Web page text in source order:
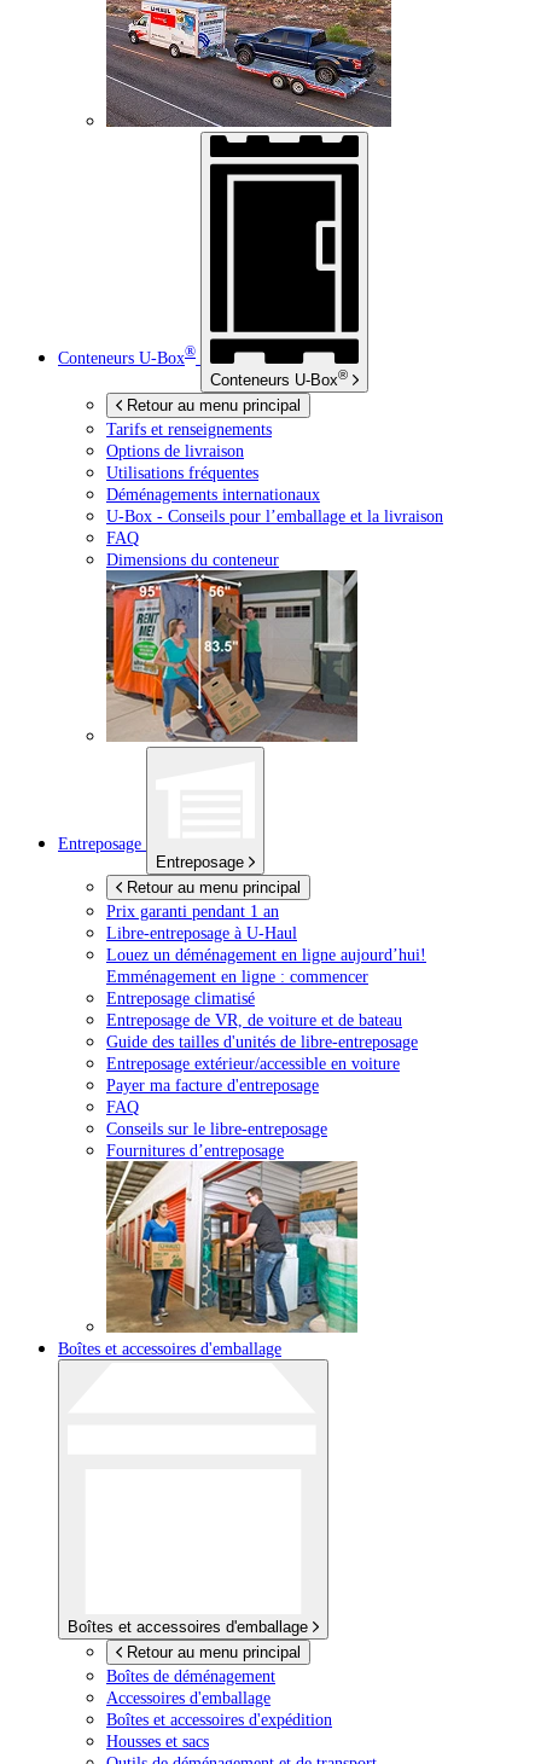
Conteneurs U-Box®
Conteneurs U-Box®
Retour au menu principal
Tarifs et renseignements
Options de livraison
Utilisations fréquentes
Déménagements internationaux
U-Box - Conseils pour l’emballage et la livraison
FAQ
Dimensions du conteneur
Entreposage
Entreposage
Retour au menu principal
Prix garanti pendant 1 an
Libre-entreposage à U-Haul
Louez un déménagement en ligne aujourd’hui!
Emménagement en ligne : commencer
Entreposage climatisé
Entreposage de VR, de voiture et de bateau
Guide des tailles d'unités de libre-entreposage
Entreposage extérieur/accessible en voiture
Payer ma facture d'entreposage
FAQ
Conseils sur le libre-entreposage
Fournitures d’entreposage
Boîtes et accessoires d'emballage
Boîtes et accessoires d'emballage
Retour au menu principal
Boîtes de déménagement
Accessoires d'emballage
Boîtes et accessoires d'expédition
Housses et sacs